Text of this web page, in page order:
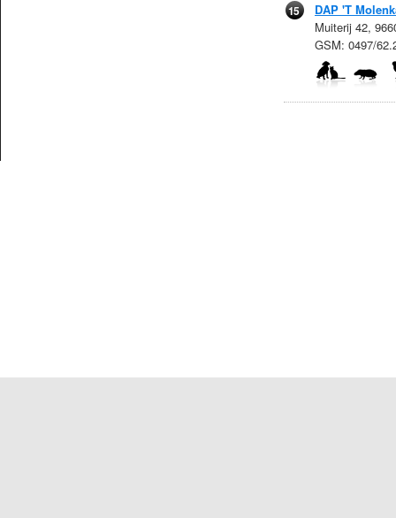
15
DAP 'T
Muiterij 42,
GSM: 0497/